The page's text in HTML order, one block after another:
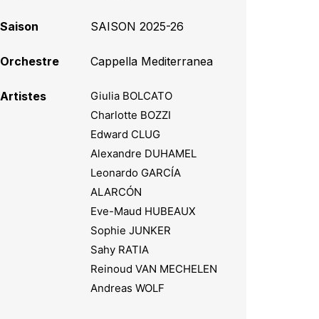
Saison SAISON 2025-26
Orchestre Cappella Mediterranea
Artistes
Giulia BOLCATO
Charlotte BOZZI
Edward CLUG
Alexandre DUHAMEL
Leonardo GARCÍA
ALARCÓN
Eve-Maud HUBEAUX
Sophie JUNKER
Sahy RATIA
Reinoud VAN MECHELEN
Andreas WOLF